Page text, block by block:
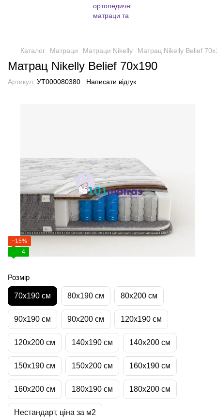
Каталог Матраци Матраци Nikelly Матрац Nikelly Belief
Матрац Nikelly Belief 70х190
Артикул: УТ000080380 Написати відгук
−15%
4
Розмір
70х190 см 80х190 см 80х200 см
90х190 см 90х200 см 120х190 см
120х200 см 140х190 см 140х200 см
150х190 см 150х200 см 160х190 см
160х200 см 180х190 см 180х200 см
Нестандарт, ціна за м2